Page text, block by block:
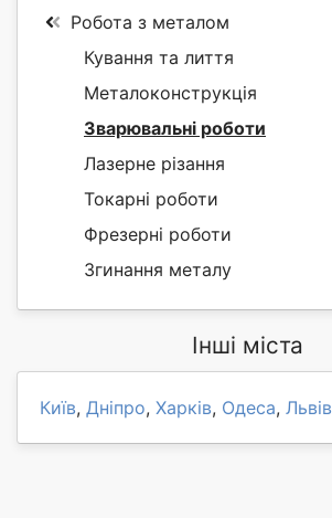
Робота з металом
Кування та лиття
Металоконструкція
Зварювальні роботи
Лазерне різання
Токарні роботи
Фрезерні роботи
Згинання металу
Інші міста
Київ, Дніпро, Харків, Одеса, Львів